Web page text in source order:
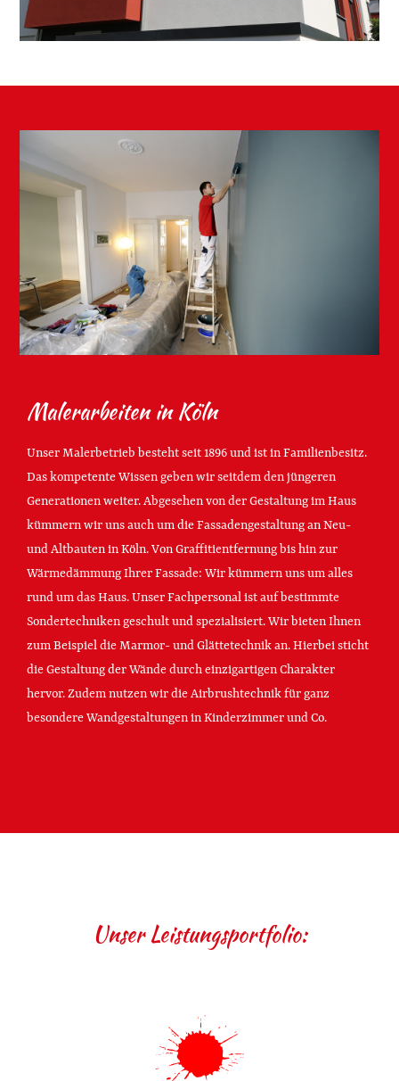
Malerarbeiten in Köln
Unser Malerbetrieb besteht seit 1896 und ist in Familienbesitz.
Das kompetente Wissen geben wir seitdem den jüngeren
Generationen weiter. Abgesehen von der Gestaltung im Haus
kümmern wir uns auch um die Fassadengestaltung an Neu-
und Altbauten in Köln. Von Graffitientfernung bis hin zur
Wärmedämmung Ihrer Fassade: Wir kümmern uns um alles
rund um das Haus. Unser Fachpersonal ist auf bestimmte
Sondertechniken geschult und spezialisiert. Wir bieten Ihnen
zum Beispiel die Marmor- und Glättetechnik an. Hierbei sticht
die Gestaltung der Wände durch einzigartigen Charakter
hervor. Zudem nutzen wir die Airbrushtechnik für ganz
besondere Wandgestaltungen in Kinderzimmer und Co.
Unser Leistungsportfolio: